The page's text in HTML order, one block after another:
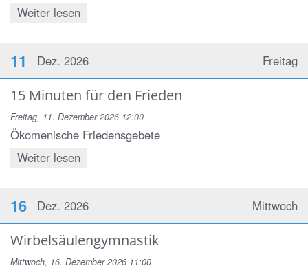
Weiter lesen
Freitag
11 Dez. 2026
15 Minuten für den Frieden
Freitag, 11. Dezember 2026 12:00
Ökomenische Friedensgebete
Weiter lesen
Mittwoch
16 Dez. 2026
Wirbelsäulengymnastik
Mittwoch, 16. Dezember 2026 11:00